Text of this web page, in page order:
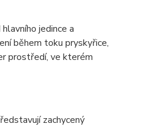
jedince a
během toku pryskyřice,
prostředí, ve kterém
zachycený